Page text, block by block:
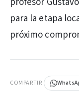
para la etapa
próximo
COMPARTIR